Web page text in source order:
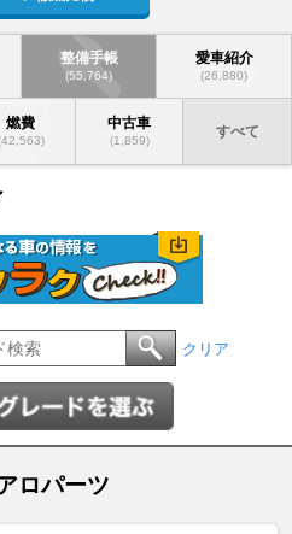
整備手帳
(55,764)
愛車紹介
(26,880)
燃費 中古車
(1,859)
すべて
クリア
ロパーツ